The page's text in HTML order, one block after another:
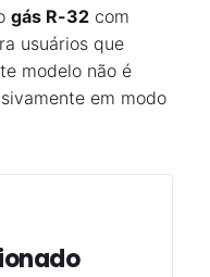
gás R-32 com
usuários que
modelo não é
em modo